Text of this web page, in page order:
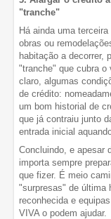
"tranche"
Há ainda uma
obras ou
habitação a decorrer,
"tranche" que cubra o
claro, algumas
de crédito:
um bom historial de
que já contraiu junto
entrada inicial
Concluindo, e apesar
importa sempre
que fizer. É meio
"surpresas" de última
reconhecida e
VIVA o podem ajudar.